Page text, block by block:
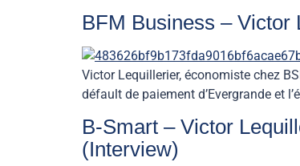
BFM Business – Victor
Victor Lequillerier, économiste chez
défault de paiement d’Evergrande et
B-Smart – Victor
(Interview)